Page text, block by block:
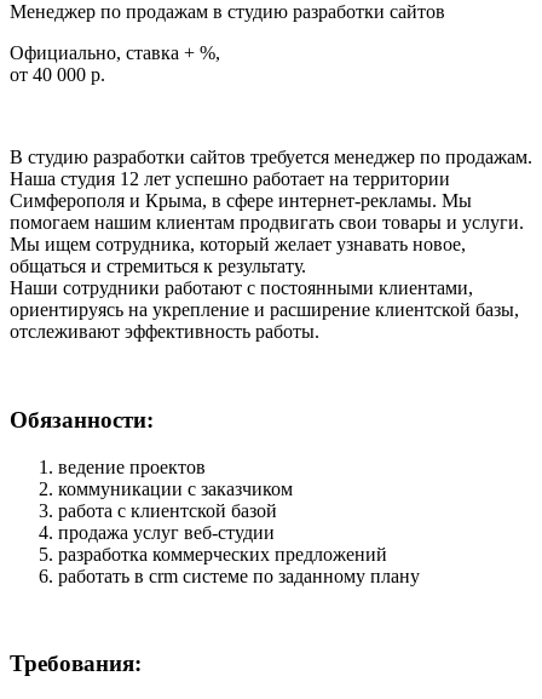
Менеджер по продажам в студию разработки сайтов
Официально, ставка + %,
от 40 000 р.
В студию разработки сайтов требуется менеджер по продажам.
Наша студия 12 лет успешно работает на территории
Симферополя и Крыма, в сфере интернет-рекламы. Мы
помогаем нашим клиентам продвигать свои товары и услуги.
Мы ищем сотрудника, который желает узнавать новое,
общаться и стремиться к результату.
Наши сотрудники работают с постоянными клиентами,
ориентируясь на укрепление и расширение клиентской базы,
отслеживают эффективность работы.
Обязанности:
ведение проектов
коммуникации с заказчиком
работа с клиентской базой
продажа услуг веб-студии
разработка коммерческих предложений
работать в crm системе по заданному плану
Требования: